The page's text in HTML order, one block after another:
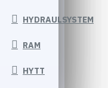
HYDRAULSYSTEM
RAM
HYTT